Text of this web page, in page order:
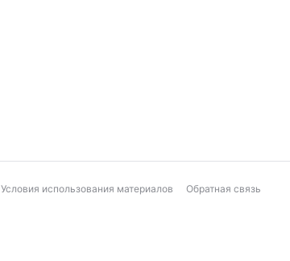
Условия использования материалов Обратная связь